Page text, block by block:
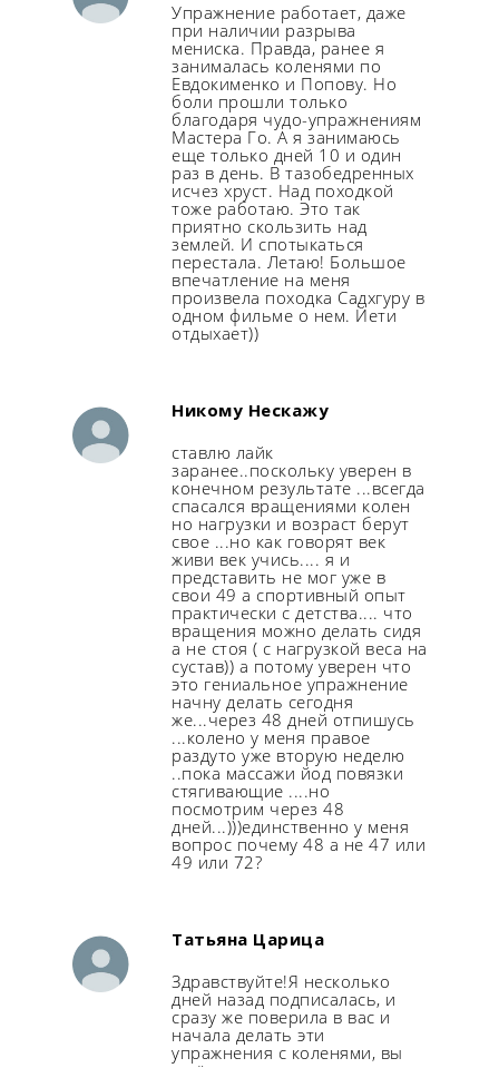
Упражнение работает, даже
при наличии разрыва
мениска. Правда, ранее я
занималась коленями по
Евдокименко и Попову. Но
боли прошли только
благодаря чудо-упражнениям
Мастера Го. А я занимаюсь
еще только дней 10 и один
раз в день. В тазобедренных
исчез хруст. Над походкой
тоже работаю. Это так
приятно скользить над
землей. И спотыкаться
перестала. Летаю! Большое
впечатление на меня
произвела походка Садхгуру в
одном фильме о нем. Йети
отдыхает))
Никому Нескажу
ставлю лайк
заранее..поскольку уверен в
конечном результате ...всегда
спасался вращениями колен
но нагрузки и возраст берут
свое ...но как говорят век
живи век учись.... я и
представить не мог уже в
свои 49 а спортивный опыт
практически с детства.... что
вращения можно делать сидя
а не стоя ( с нагрузкой веса на
сустав)) а потому уверен что
это гениальное упражнение
начну делать сегодня
же...через 48 дней отпишусь
...колено у меня правое
раздуто уже вторую неделю
..пока массажи йод повязки
стягивающие ....но
посмотрим через 48
дней...)))единственно у меня
вопрос почему 48 а не 47 или
49 или 72?
Татьяна Царица
Здравствуйте!Я несколько
дней назад подписалась, и
сразу же поверила в вас и
начала делать эти
упражнения с коленями, вы